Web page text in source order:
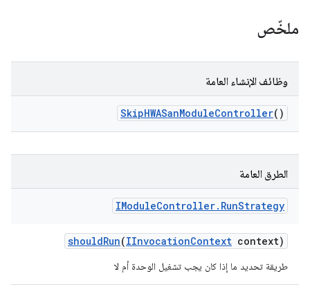
ملخّص
وظائف الإنشاء العامة
SkipHWASanModuleController()
الطرق العامة
IModuleController. RunStrategy
shouldRun(IInvocationContext context)
طريقة تحديد ما إذا كان يجب تشغيل الوحدة أم لا